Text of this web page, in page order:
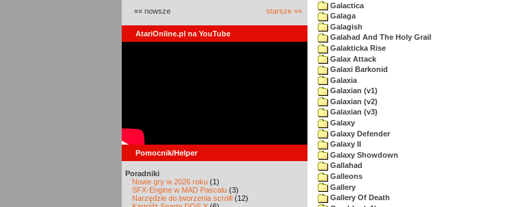
«« nowsze starsze »»
AtariOnline.pl na YouTube
Pomocnik/Helper
Poradniki
Nowe gry w 2026 roku (1)
SFX-Engine w MAD Pascalu (3)
Narzędzie do tworzenia scrolli (12)
Galactica
Galaga
Galagish
Galahad And The Holy Grail
Galakticka Rise
Galax Attack
Galaxi Barkonid
Galaxia
Galaxian (v1)
Galaxian (v2)
Galaxian (v3)
Galaxy
Galaxy Defender
Galaxy II
Galaxy Showdown
Gallahad
Galleons
Gallery
Gallery Of Death